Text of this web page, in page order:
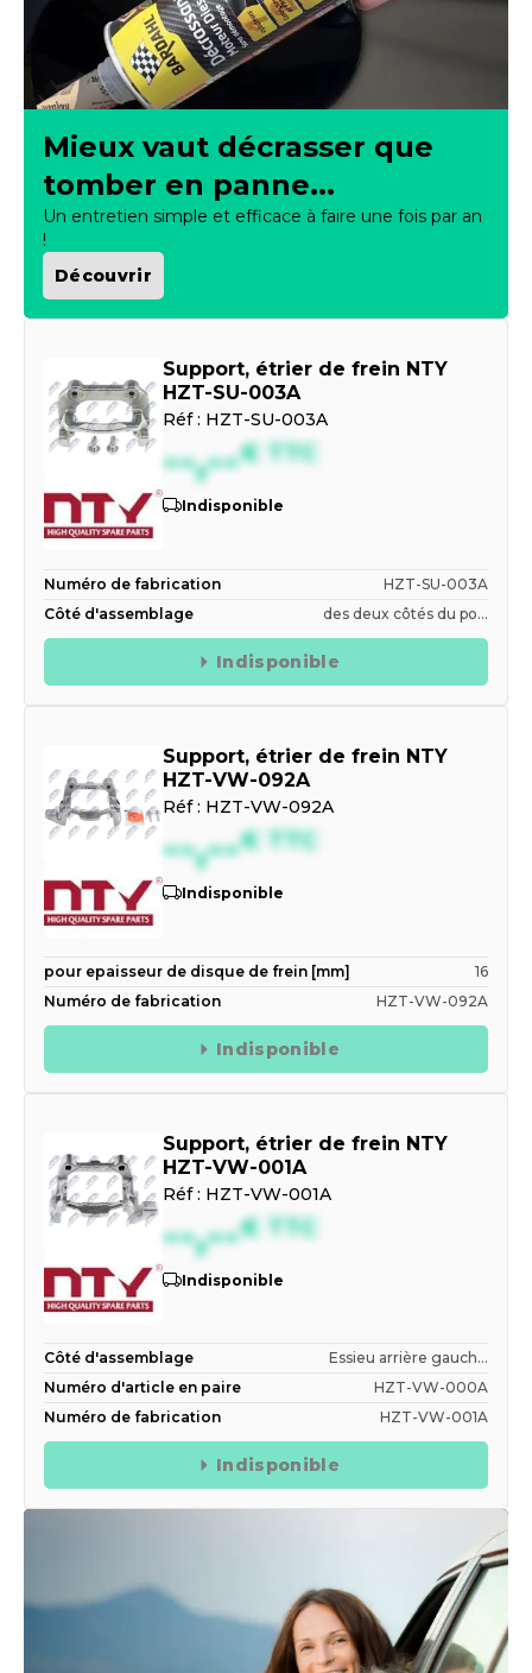
Mieux vaut décrasser que
tomber en panne...
Un entretien simple et efficace à faire une fois par an
!
Découvrir
Support, étrier de frein NTY
HZT-SU-003A
Réf : HZT-SU-003A
--,--€ TTC
Indisponible
Numéro de fabrication
HZT-SU-003A
Côté d'assemblage
des deux côtés du po...
Indisponible
Support, étrier de frein NTY
HZT-VW-092A
Réf : HZT-VW-092A
--,--€ TTC
Indisponible
pour epaisseur de disque de frein [mm]
16
Numéro de fabrication
HZT-VW-092A
Indisponible
Support, étrier de frein NTY
HZT-VW-001A
Réf : HZT-VW-001A
--,--€ TTC
Indisponible
Côté d'assemblage
Essieu arrière gauch...
Numéro d'article en paire
HZT-VW-000A
Numéro de fabrication
HZT-VW-001A
Indisponible